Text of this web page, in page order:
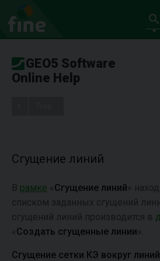
GEO5 Software
Online Help
Сгущение линий
В рамке « Сгущение линий »
списком заданных сгущений
сгущений линий производится в
« Создать сгущенные линии ».
Сгущение сетки КЭ вокруг линий